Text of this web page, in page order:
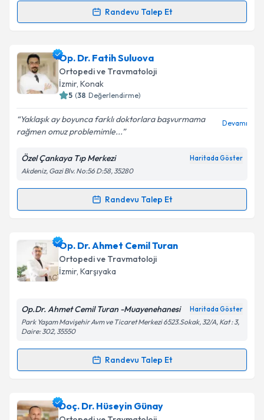
Takvim Talebini Gönder
Randevu Talep Et
Randevu Takvimi Talebi
Op. Dr. Yağmur Işın için randevu takvimi talebi
oluşturun. Size bu uzmandan randevu almanız için bir
takvim hazırlandığında e-posta ile bilgilendireceğiz.
Kişisel verilerimin işlenmesine ilişkin
Aydınlatma
Metni'ni okudum ve kişisel verilerimin belirtilen
kapsamda işlenmesini kabul ediyorum.
Op. Dr. Fatih Suluova
Ortopedi ve Travmatoloji
İzmir, Konak
5 (38 Değerlendirme)
Yaklaşık ay boyunca farklı doktorlara başvurmama
rağmen omuz problemimle...
Devamı
Özel Çankaya Tıp Merkezi Haritada Göster
Akdeniz, Gazi Blv. No:56 D:58, 35280
Randevu Talep Et
Randevu Takvimi Talebi
Op. Dr. Fatih Suluovaiçin randevu takvimi talebi
oluşturun. Size bu uzmandan randevu almanız için bir
takvim hazırlandığında e-posta ile bilgilendireceğiz.
Kişisel verilerimin işlenmesine ilişkinAydınlatma
'ni okudum ve kişisel verilerimin belirtilen
kapsamda işlenmesini kabul ediyorum.
Takvim Talebini Gönder
Op. Dr. Ahmet Cemil Turan
Ortopedi ve Travmatoloji
İzmir, Karşıyaka
Op.Dr. Ahmet Cemil Turan -Muayenehanesi Haritada Göster
Park Yaşam Mavişehir Avm ve Ticaret Merkezi 6523.Sokak, 32/A, Kat : 3,
Daire: 302, 35550
Randevu Talep Et
Randevu Takvimi Talebi
Op. Dr. Ahmet Cemil Turaniçin randevu takvimi
talebi oluşturun. Size bu uzmandan randevu almanız
Doç. Dr. Hüseyin Günay